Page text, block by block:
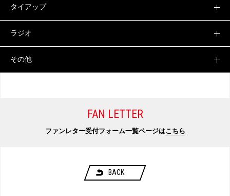
タイアップ
ラジオ
その他
FAN LETTER
ファンレター受付フォーム一覧ページはこちら
BACK